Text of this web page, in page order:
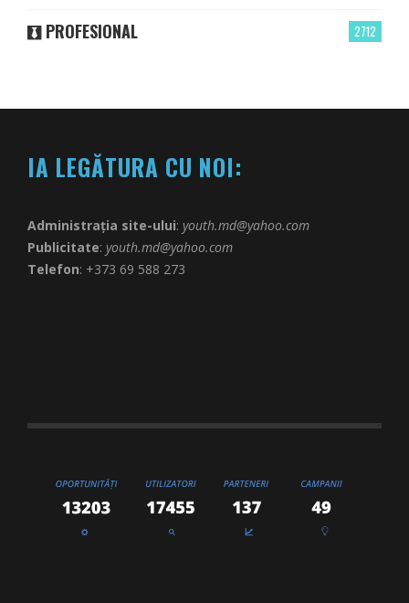
2712
PROFESIONAL
IA LEGĂTURA CU NOI:
Administrația site-ului: youth.md@yahoo.com
Publicitate: youth.md@yahoo.com
Telefon: +373 69 588 273